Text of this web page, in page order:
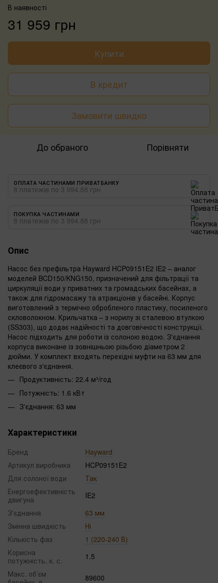
В наявності
31 959 грн
Купити
В кредит
Замовити швидко
До обраного Порівняти
ОПЛАТА ЧАСТИНАМИ ПРИВАТБАНКУ
8 платежів по 3 994.88 грн
ПОКУПКА ЧАСТИНАМИ
8 платежів по 3 994.88 грн
Опис
Насос без префільтра Hayward HCP09151E2 IE2 – аналог
моделей BCD150/KNG150, призначений для фільтрації та
циркуляції води у приватних та громадських басейнах, а
також для гідромасажу та атракціонів у басейні. Корпус
виготовлений з термічно обробленого пластику, посиленого
скловолокном. Крильчатка – з норилу зі сталевою втулкою
(SS303), що додає надійності та довговічності конструкції.
Насос підходить для роботи із солоною водою. З'єднання
корпуса виконане із зовнішньою різьбою діаметром 2
дюйми. У комплект входять перехідні муфти на 63 мм для
клеєвого з'єднання.
Продуктивність: 22.4 м³/год
Потужність: 1.6 кВт
З'єднання: 63 мм
Характеристики
Бренд
Hayward
Артикул виробника
HCP09151E2
Для солоної води
Так
Енергоефективність
двигуна
IE2
З'єднання
63 мм
Змінна швидкість
Ні
Кількість фаз
1 (220-240 В)
Корисна
потужність, к. с.
1.5
Макс. об’єм
89600